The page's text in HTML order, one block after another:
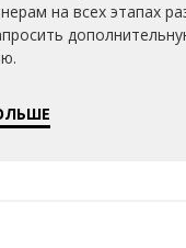
на всех этапах